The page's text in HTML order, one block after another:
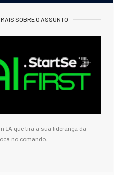
MAIS SOBRE O ASSUNTO
IA que tira a sua liderança da
no comando.